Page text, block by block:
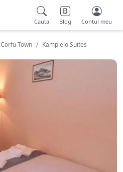
Cauta Blog Contul meu
Corfu Town Kampielo Suites